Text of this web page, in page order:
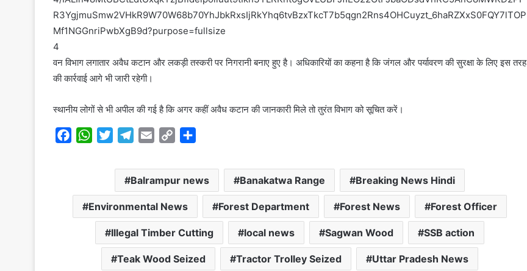
4
वन विभाग लगातार अवैध कटान और लकड़ी तस्करी पर निगरानी बनाए हुए है। अधिकारियों का कहना है कि जंगल और पर्यावरण की सुरक्षा के लिए इस तरह
की कार्रवाई आगे भी जारी रहेगी।
स्थानीय लोगों से भी अपील की गई है कि अगर कहीं अवैध कटान की जानकारी मिले तो तुरंत विभाग को सूचित करें।
b
o
W
s
A
p
i
t
e
r
l
e
g
r
a
m
a
i
l
p
y
L
i
n
k
a
r
e
Balrampur news Banakatwa Range Breaking News Hindi
Environmental News Forest Department Forest News Forest Officer
Illegal Timber Cutting local news Sagwan Wood SSB action
Teak Wood Seized Tractor Trolley Seized Uttar Pradesh News